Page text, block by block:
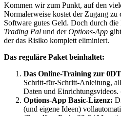
Kommen wir zum Punkt, auf den
Normalerweise kostet der Zugang zu
Software gutes Geld. Doch durch
Trading Pal und derOptions-App
der das Risiko komplett eliminiert.
Das reguläre Paket beinhaltet:
Das Online-Training zur
Schritt-für-Schritt-Anleitung,
Daten und Einrichtungsvideos.
Options-App Basic-Lizenz:
(und eigene Ideen)